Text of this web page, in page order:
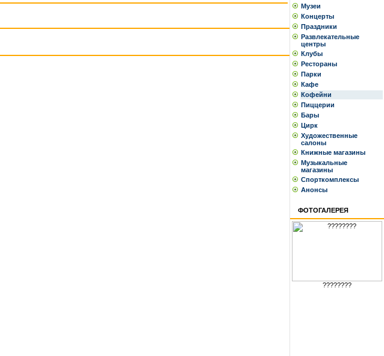
Музеи
Концерты
Праздники
Развлекательные
центры
Клубы
Рестораны
Парки
Кафе
Кофейни
Пиццерии
Бары
Цирк
Художественные
салоны
Книжные магазины
Музыкальные
магазины
Спорткомплексы
Анонсы
ФОТОГАЛЕРЕЯ
????????